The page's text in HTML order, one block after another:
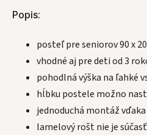
Popis:
posteľ pre seniorov 90 x
vhodné aj pre deti od 3
pohodlná výška na ľahké
hĺbku postele možno
jednoduchá montáž
lamelový rošt nie je